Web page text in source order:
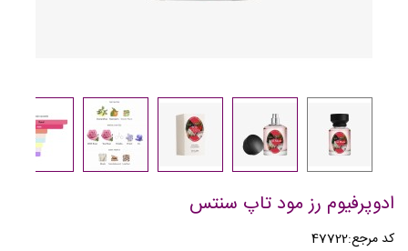
ادوپرفیوم رز مود تاپ سنتس
کد مرجع:47722